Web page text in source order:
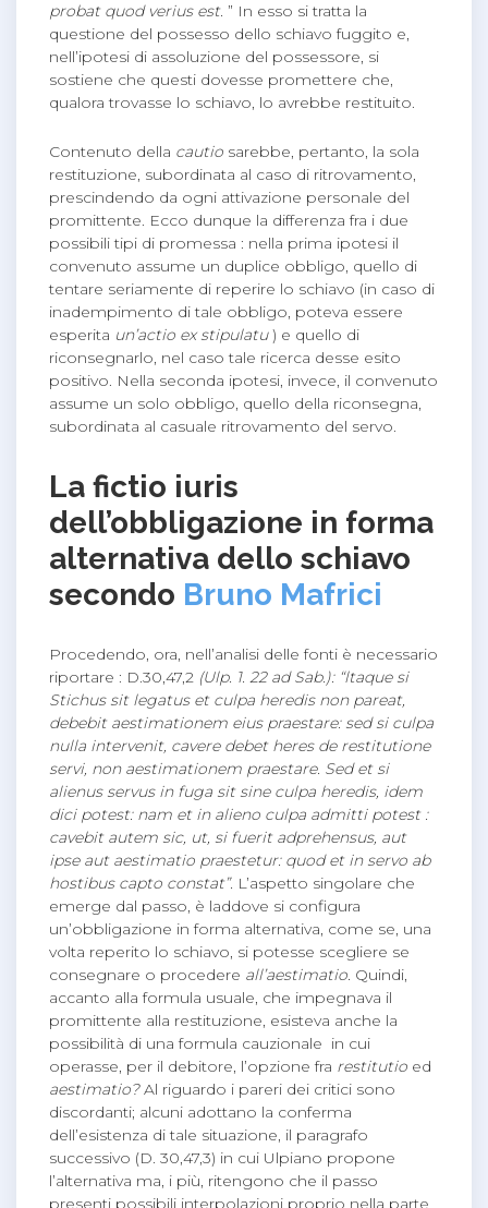
probat quod verius est. ” In esso si tratta la
questione del possesso dello schiavo fuggito e,
nell’ipotesi di assoluzione del possessore, si
sostiene che questi dovesse promettere che,
qualora trovasse lo schiavo, lo avrebbe restituito.
Contenuto della cautio sarebbe, pertanto, la sola
restituzione, subordinata al caso di ritrovamento,
prescindendo da ogni attivazione personale del
promittente. Ecco dunque la differenza fra i due
possibili tipi di promessa : nella prima ipotesi il
convenuto assume un duplice obbligo, quello di
tentare seriamente di reperire lo schiavo (in caso di
inadempimento di tale obbligo, poteva essere
esperita un’actio ex stipulatu) e quello di
riconsegnarlo, nel caso tale ricerca desse esito
positivo. Nella seconda ipotesi, invece, il convenuto
assume un solo obbligo, quello della riconsegna,
subordinata al casuale ritrovamento del servo.
La fictio iuris
dell’obbligazione in forma
alternativa dello schiavo
secondo Bruno Mafrici
Procedendo, ora, nell’analisi delle fonti è necessario
riportare : D.30,47,2 (Ulp. 1. 22 ad Sab.): “ltaque si
Stichus sit legatus et culpa heredis non pareat,
debebit aestimationem eius praestare: sed si culpa
nulla intervenit, cavere debet heres de restitutione
servi, non aestimationem praestare. Sed et si
alienus servus in fuga sit sine culpa heredis, idem
dici potest: nam et in alieno culpa admitti potest :
cavebit autem sic, ut, si fuerit adprehensus, aut
ipse aut aestimatio praestetur: quod et in servo ab
hostibus capto constat”. L’aspetto singolare che
emerge dal passo, è laddove si configura
un’obbligazione in forma alternativa, come se, una
volta reperito lo schiavo, si potesse scegliere se
consegnare o procedere all’aestimatio. Quindi,
accanto alla formula usuale, che impegnava il
promittente alla restituzione, esisteva anche la
possibilità di una formula cauzionale in cui
operasse, per il debitore, l’opzione fra restitutio ed
aestimatio?Al riguardo i pareri dei critici sono
discordanti; alcuni adottano la conferma
dell’esistenza di tale situazione, il paragrafo
successivo (D. 30,47,3) in cui Ulpiano propone
l’alternativa ma, i più, ritengono che il passo
presenti possibili interpolazioni proprio nella parte